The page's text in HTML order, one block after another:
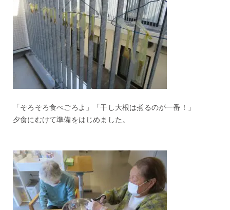
「そろそろ食べごろよ」「干し大根は煮るのが一番！」
夕食にむけて準備をはじめました。